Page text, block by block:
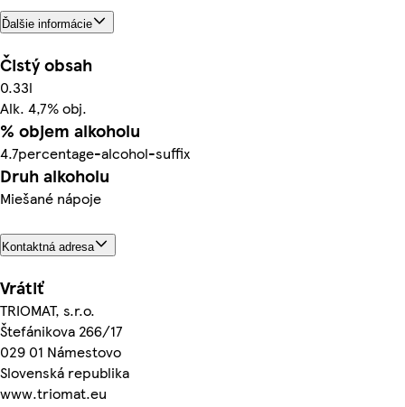
Ďalšie informácie
Čistý obsah
0.33l
Alk. 4,7% obj.
% objem alkoholu
4.7percentage-alcohol-suffix
Druh alkoholu
Miešané nápoje
Kontaktná adresa
Vrátiť
TRIOMAT, s.r.o.
Štefánikova 266/17
029 01 Námestovo
Slovenská republika
www.triomat.eu